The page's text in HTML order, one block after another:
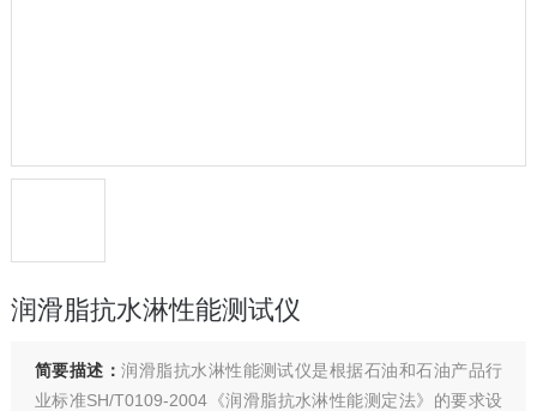
润滑脂抗水淋性能测试仪
简要描述：润滑脂抗水淋性能测试仪是根据石油和石油产品行
业标准SH/T0109-2004《润滑脂抗水淋性能测定法》的要求设